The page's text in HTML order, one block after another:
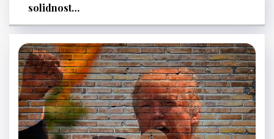
solidnost…